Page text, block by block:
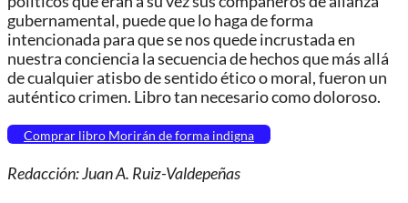
gubernamental, puede que lo haga de forma
intencionada para que se nos quede incrustada en
nuestra conciencia la secuencia de hechos que más allá
de cualquier atisbo de sentido ético o moral, fueron un
auténtico crimen. Libro tan necesario como doloroso.
Comprar libro Morirán de forma indigna
Redacción: Juan A. Ruiz-Valdepeñas